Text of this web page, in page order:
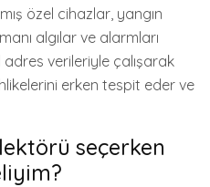
özel cihazlar, yangın
algılar ve alarmları
verileriyle çalışarak
erken tespit eder ve
seçerken